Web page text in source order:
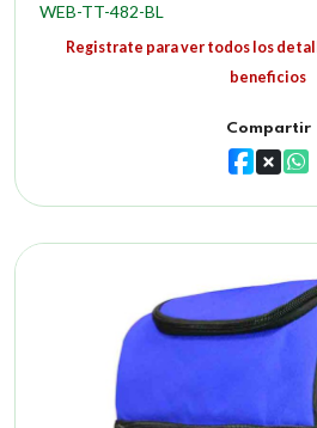
WEB-TT-482-BL
Registrate para ver todos los
beneficios
Compartir